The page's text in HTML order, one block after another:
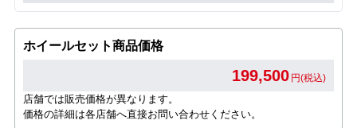
ホイールセット商品価格
199,500 円(税込)
店舗では販売価格が異なります。
価格の詳細は各店舗へ直接お問い合わせください。